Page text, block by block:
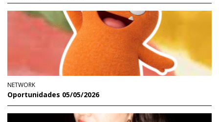
NETWORK
Oportunidades 05/05/2026